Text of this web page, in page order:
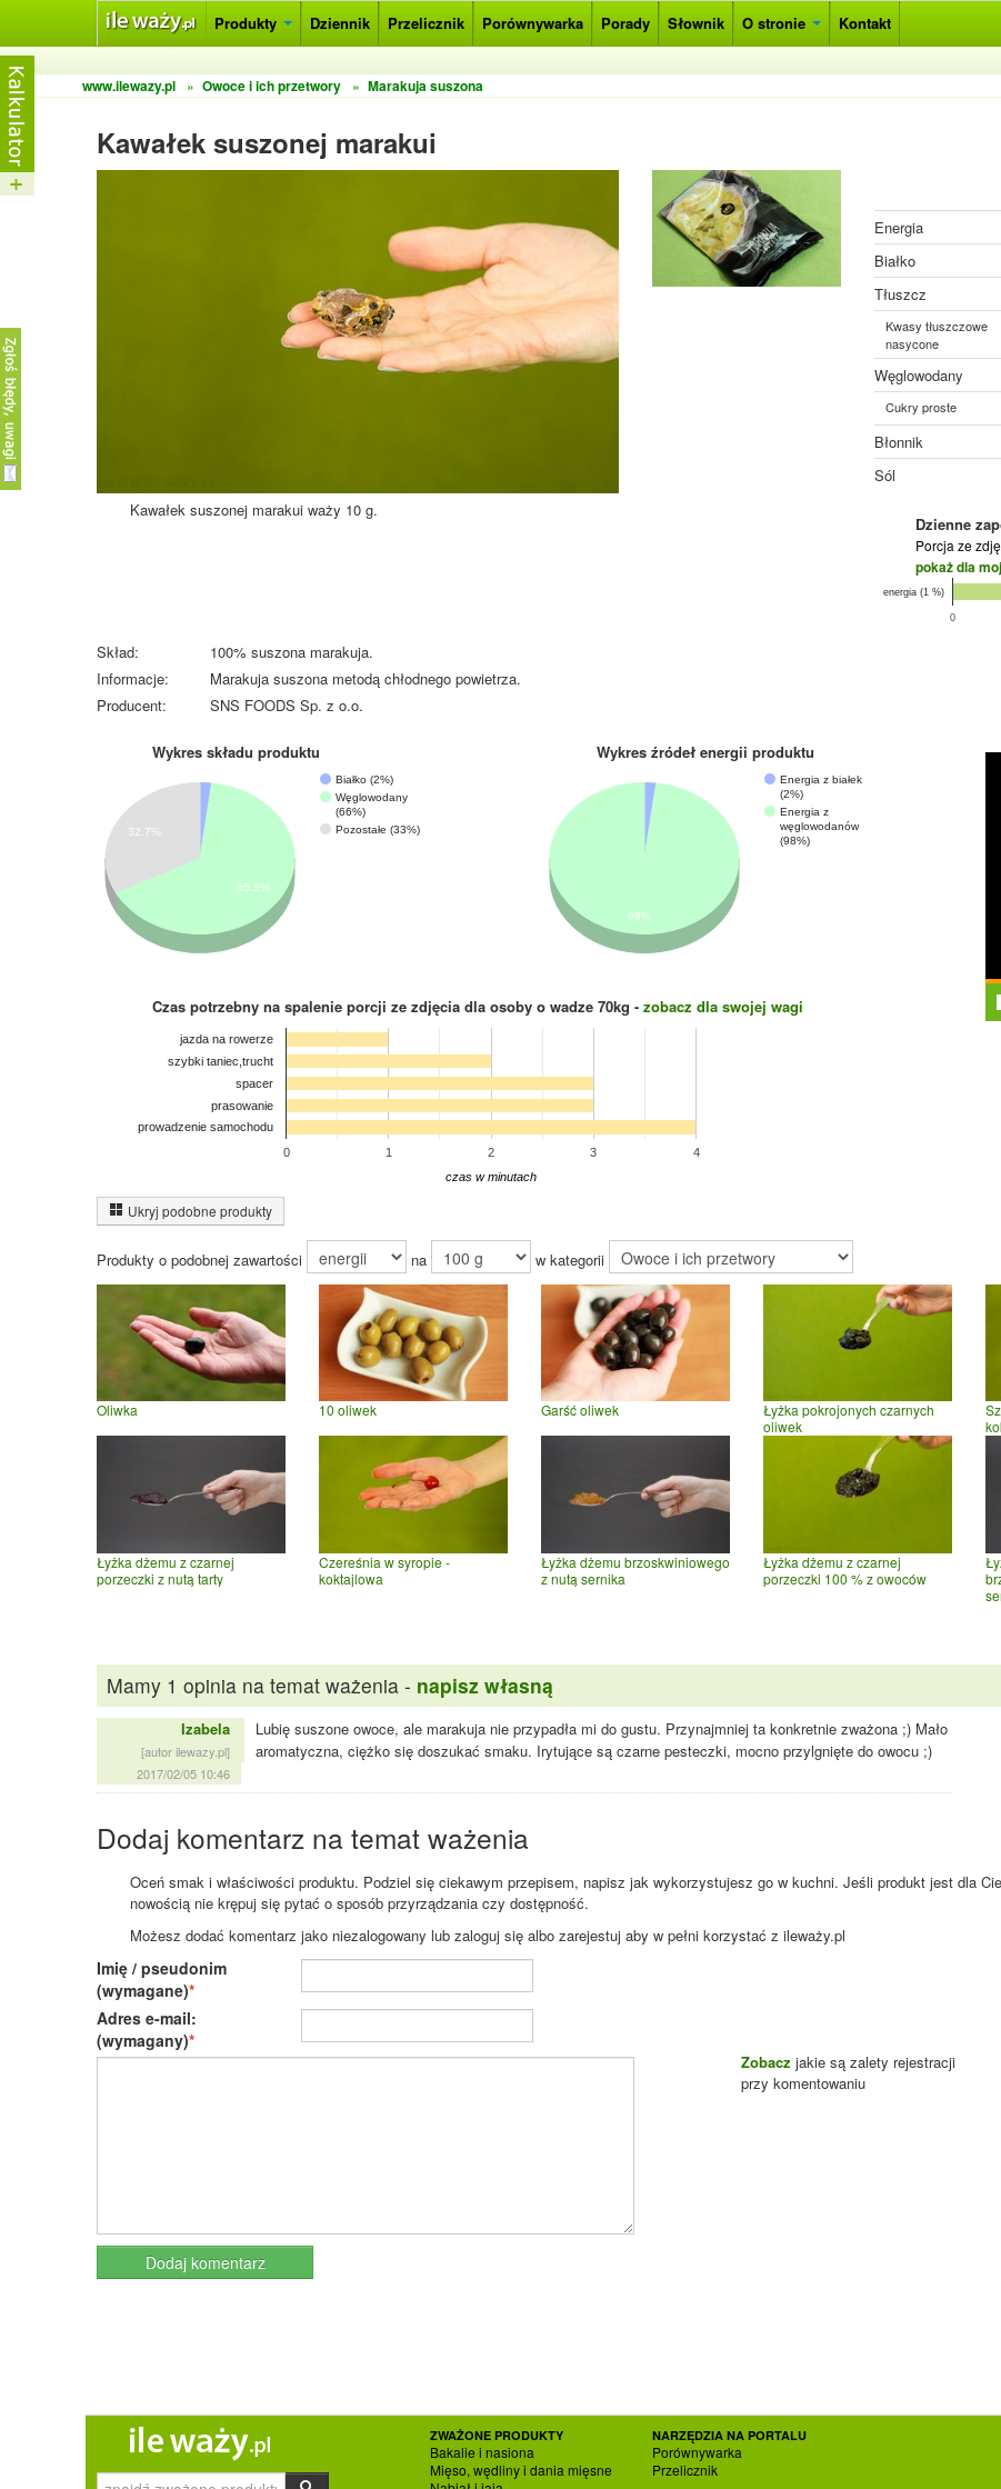
Produkty Dziennik Przelicznik Porównywarka Porady Słownik O stronie Kontakt
www.ilewazy.pl
» Owoce i ich przetwory » Marakuja suszona
Kawałek suszonej marakui
Kawałek suszonej marakui waży 10 g.
Energia
Białko
Tłuszcz
Kwasy tłuszczowe
nasycone
Węglowodany
Cukry proste
Błonnik
Sól
Dzienne
Porcja ze
pokaż dla
0
energia (1 %)
Skład:
100% suszona marakuja.
Informacje:
Marakuja suszona metodą chłodnego powietrza.
Producent:
SNS FOODS Sp. z o.o.
Wykres składu produktu
Białko (2%)
Węglowodany
(66%)
Pozostałe (33%)
32.7%
65.3%
Wykres źródeł energii produktu
Energia z białek
(2%)
Energia z
węglowodanów
(98%)
98%
Czas potrzebny na spalenie porcji ze zdjęcia dla osoby o wadze 70kg - zobacz dla swojej wagi
0 1 2 3 4
jazda na rowerze
szybki taniec,trucht
spacer
prasowanie
prowadzenie samochodu
czas w minutach
Ukryj podobne produkty
Produkty o podobnej zawartości na w kategorii
Oliwka 10 oliwek Garść oliwek
Łyżka pokrojonych czarnych
oliwek
Łyżka dżemu z czarnej
porzeczki z nutą tarty
Czereśnia w syropie -
koktajlowa
Łyżka dżemu brzoskwiniowego
z nutą sernika
Łyżka dżemu z czarnej
porzeczki 100 % z owoców
Mamy 1 opinia na temat ważenia - napisz własną
Izabela
[autor ilewazy.pl]
2017/02/05 10:46
Lubię suszone owoce, ale marakuja nie przypadła mi do gustu. Przynajmniej ta konkretnie zważona ;) Mało
aromatyczna, ciężko się doszukać smaku. Irytujące są czarne pesteczki, mocno przylgnięte do owocu ;)
Dodaj komentarz na temat ważenia
Oceń smak i właściwości produktu. Podziel się ciekawym przepisem, napisz jak wykorzystujesz go w kuchni. Jeśli produkt jest dla
nowością nie krępuj się pytać o sposób przyrządzania czy dostępność.
Możesz dodać komentarz jako niezalogowany lub zaloguj się albo zarejestuj aby w pełni korzystać z ileważy.pl
Imię / pseudonim
(wymagane)
Adres e-mail:
(wymagany)
Zobacz jakie są zalety rejestracji
przy komentowaniu
ZWAŻONE PRODUKTY
Bakalie i nasiona
Mięso, wędliny i dania mięsne
NARZĘDZIA NA PORTALU
Porównywarka
Przelicznik